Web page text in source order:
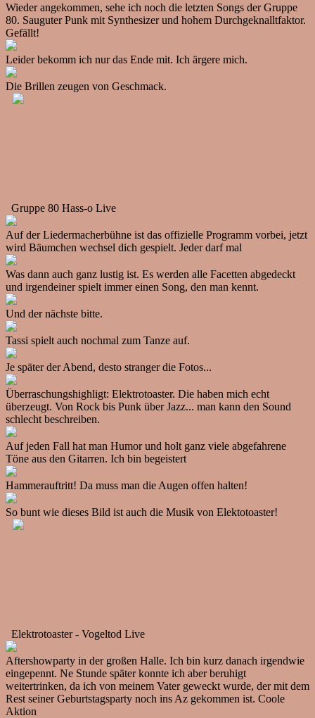
Wieder angekommen, sehe ich noch die letzten Songs der Gruppe
80. Sauguter Punk mit Synthesizer und hohem Durchgeknalltfaktor.
Gefällt!
Leider bekomm ich nur das Ende mit. Ich ärgere mich.
Die Brillen zeugen von Geschmack.
Gruppe 80 Hass-o Live
Auf der Liedermacherbühne ist das offizielle Programm vorbei, jetzt
wird Bäumchen wechsel dich gespielt. Jeder darf mal
Was dann auch ganz lustig ist. Es werden alle Facetten abgedeckt
und irgendeiner spielt immer einen Song, den man kennt.
Und der nächste bitte.
Tassi spielt auch nochmal zum Tanze auf.
Je später der Abend, desto stranger die Fotos...
Überraschungshighligt: Elektrotoaster. Die haben mich echt
überzeugt. Von Rock bis Punk über Jazz... man kann den Sound
schlecht beschreiben.
Auf jeden Fall hat man Humor und holt ganz viele abgefahrene
Töne aus den Gitarren. Ich bin begeistert
Hammerauftritt! Da muss man die Augen offen halten!
So bunt wie dieses Bild ist auch die Musik von Elektotoaster!
Elektrotoaster - Vogeltod Live
Aftershowparty in der großen Halle. Ich bin kurz danach irgendwie
eingepennt. Ne Stunde später konnte ich aber beruhigt
weitertrinken, da ich von meinem Vater geweckt wurde, der mit dem
Rest seiner Geburtstagsparty noch ins Az gekommen ist. Coole
Aktion